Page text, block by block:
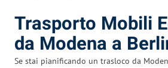
Trasporto Mobili
da Modena a
Se stai pianificando un trasloco da